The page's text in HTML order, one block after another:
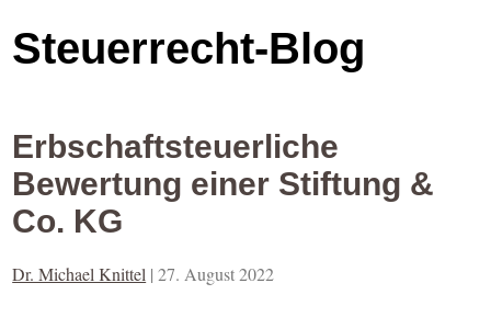
Steuerrecht-Blog
Erbschaftsteuerliche
Bewertung einer Stiftung &
Co. KG
Dr. Michael Knittel |27. August 2022